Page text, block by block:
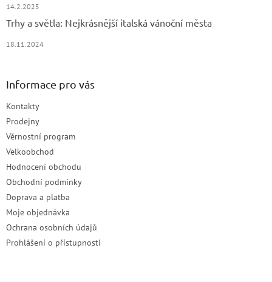
14.2.2025
Trhy a světla: Nejkrásnější italská vánoční města
18.11.2024
Informace pro vás
Kontakty
Prodejny
Věrnostní program
Velkoobchod
Hodnocení obchodu
Obchodní podmínky
Doprava a platba
Moje objednávka
Ochrana osobních údajů
Prohlášení o přístupnosti